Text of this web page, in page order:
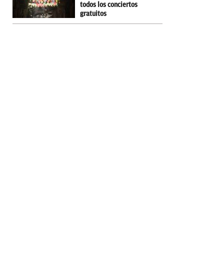
todos los conciertos
gratuitos